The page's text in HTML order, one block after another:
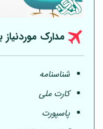
مدارک
شناسنامه
کارت ملی
پاسپورت